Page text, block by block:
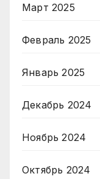
Март 2025
Февраль 2025
Январь 2025
Декабрь 2024
Ноябрь 2024
Октябрь 2024